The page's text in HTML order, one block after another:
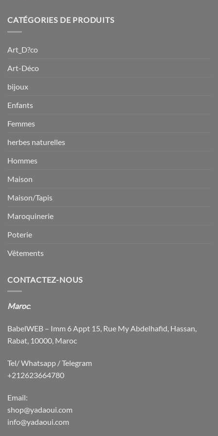
était : est :
CATÉGORIES DE PRODUITS
Art_D?co
Art-Déco
bijoux
Enfants
Femmes
herbes naturelles
Hommes
Maison
Maison/Tapis
Maroquinerie
Poterie
Vêtements
CONTACTEZ-NOUS
Maroc:
BabelWEB – Imm 6 Appt 15, Rue My Abdelhafid, Hassan,
Rabat, 10000, Maroc
Tel/ Whatsapp / Telegram
+212623664780
Email:
shop@yadaoui.com
info@yadaoui.com